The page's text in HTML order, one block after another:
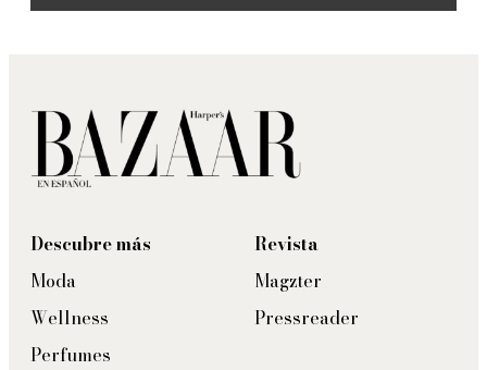
Descubre más
Moda
Wellness
Perfumes
Revista
Magzter
Pressreader